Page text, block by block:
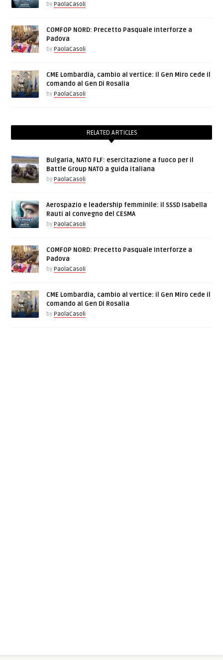
by PaolaCasoli
COMFOP NORD: Precetto Pasquale Interforze a
Padova
by PaolaCasoli
CME Lombardia, cambio al vertice: il Gen Miro cede il
comando al Gen Di Rosalia
by PaolaCasoli
RELATED ARTICLES
Bulgaria, NATO FLF: esercitazione a fuoco per il
Battle Group NATO a guida italiana
by PaolaCasoli
Aerospazio e leadership femminile: il SSSD Isabella
Rauti al convegno del CESMA
by PaolaCasoli
COMFOP NORD: Precetto Pasquale Interforze a
Padova
by PaolaCasoli
CME Lombardia, cambio al vertice: il Gen Miro cede il
comando al Gen Di Rosalia
by PaolaCasoli